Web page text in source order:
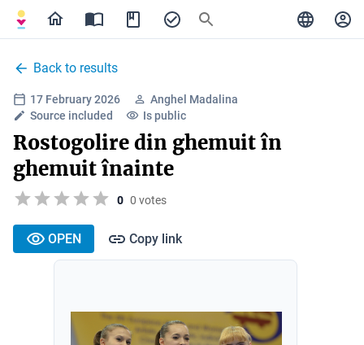
Back to results
17 February 2026
Anghel Madalina
Source included
Is public
Rostogolire din ghemuit în
ghemuit înainte
0 0 votes
OPEN Copy link